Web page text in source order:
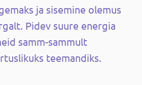
ja sisemine olemus
Pidev suure energia
samm-sammult
teemandiks.